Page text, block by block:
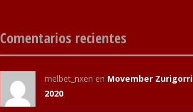
Comentarios recientes
melbet_nxen en Movember Zurigorri
2020